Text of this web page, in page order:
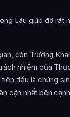
Lâu giúp đỡ rất
còn Trường
nhiệm của
tiên đều là chúng
cận nhất bên